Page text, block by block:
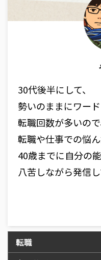
30代後半にして、
勢いのままにワー
転職回数が多いので
転職や仕事での悩
40歳までに自分の
八苦しながら発信し
転職